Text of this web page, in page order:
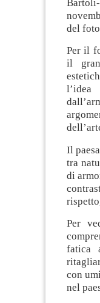
del
Per il
il
Il
tra
di
Per
fatica
con
nel